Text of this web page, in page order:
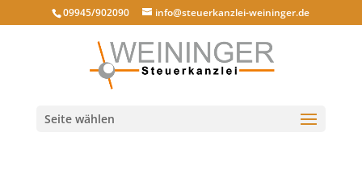
09945/902090 info@steuerkanzlei-weininger.de
Seite wählen